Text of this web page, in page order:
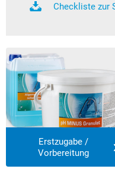
Checkliste zur
Erstzugabe /
Vorbereitung